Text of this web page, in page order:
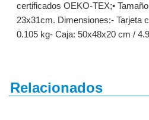
certificados OEKO-TEX;•
23x31cm. Dimensiones:- Tarjeta
0.105 kg- Caja: 50x48x20 cm /
Relacionados